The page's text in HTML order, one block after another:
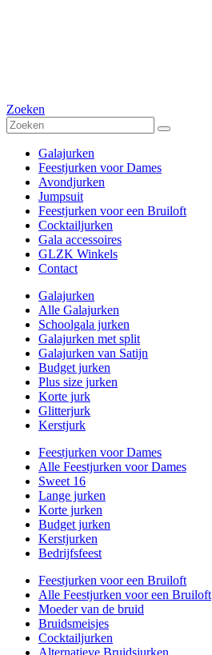
Zoeken
Galajurken
Feestjurken voor Dames
Avondjurken
Jumpsuit
Feestjurken voor een Bruiloft
Cocktailjurken
Gala accessoires
GLZK Winkels
Contact
Galajurken
Alle Galajurken
Schoolgala jurken
Galajurken met split
Galajurken van Satijn
Budget jurken
Plus size jurken
Korte jurk
Glitterjurk
Kerstjurk
Feestjurken voor Dames
Alle Feestjurken voor Dames
Sweet 16
Lange jurken
Korte jurken
Budget jurken
Kerstjurken
Bedrijfsfeest
Feestjurken voor een Bruiloft
Alle Feestjurken voor een Bruiloft
Moeder van de bruid
Bruidsmeisjes
Cocktailjurken
Alternatieve Bruidsjurken